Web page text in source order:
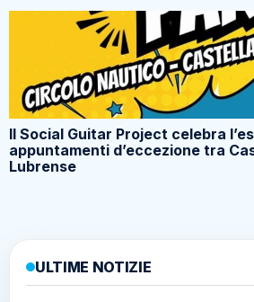
Il Social Guitar Project celebra
appuntamenti d’eccezione tra
Lubrense
ULTIME NOTIZIE